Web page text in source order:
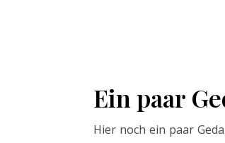
Ein paar
Hier noch ein paar